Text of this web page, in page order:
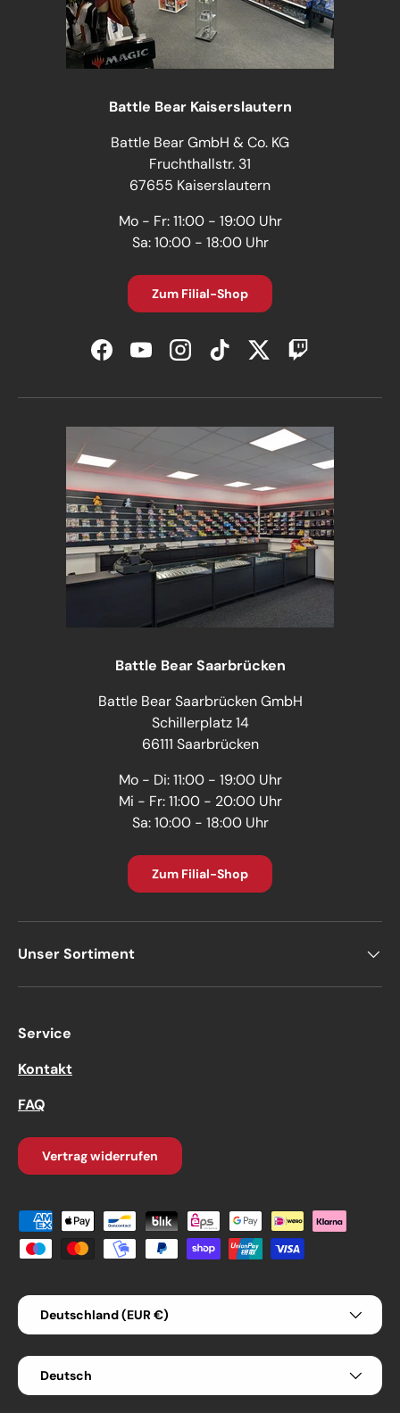
Battle Bear Kaiserslautern
Battle Bear GmbH & Co. KG
Fruchthallstr. 31
67655 Kaiserslautern
Mo - Fr: 11:00 - 19:00 Uhr
Sa: 10:00 - 18:00 Uhr
Zum Filial-Shop
FacebookYouTubeInstagramTikTokTwitterTwitch
Battle Bear Saarbrücken
Battle Bear Saarbrücken GmbH
Schillerplatz 14
66111 Saarbrücken
Mo - Di: 11:00 - 19:00 Uhr
Mi - Fr: 11:00 - 20:00 Uhr
Sa: 10:00 - 18:00 Uhr
Zum Filial-Shop
Unser Sortiment
Service
Kontakt
FAQ
Vertrag widerrufen
Zahlungsmethoden
Land/Region
Deutschland (EUR €)
Sprache
Deutsch